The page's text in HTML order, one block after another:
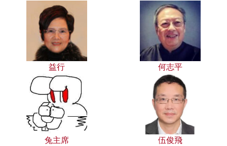
益行 何志平
兔主席 伍俊飛